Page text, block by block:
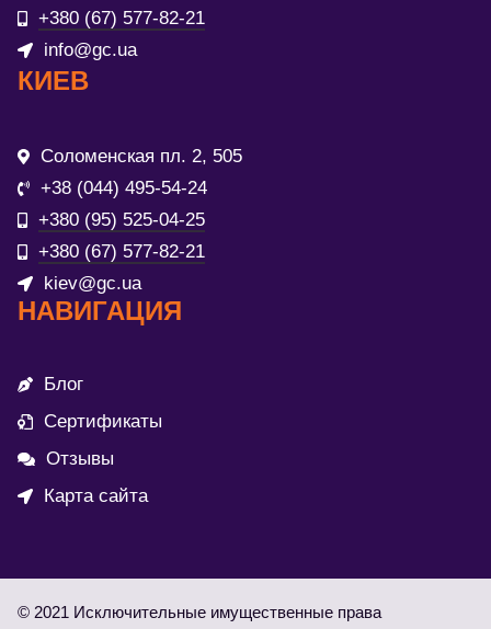
+380 (67) 577-82-21
info@gc.ua
КИЕВ
Соломенская пл. 2, 505
+38 (044) 495-54-24
+380 (95) 525-04-25
+380 (67) 577-82-21
kiev@gc.ua
НАВИГАЦИЯ
Блог
Сертификаты
Отзывы
Карта сайта
© 2021 Исключительные имущественные права